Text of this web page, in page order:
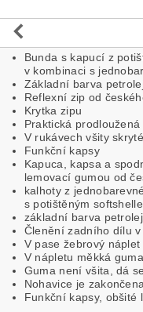
Bunda s kapucí z
v kombinaci s
Základní barva
Reflexní zip od
Krytka zipu
Praktická
V rukávech všity
Funkční kapsy
Kapuca, kapsa a
lemovací gumou od
kalhoty z
s potištěným
základní barva
Členění zadního dílu v
V pase žebrový náplet
V nápletu měkká
Guma není všita, dá
Nohavice je
Funkční kapsy, obšité